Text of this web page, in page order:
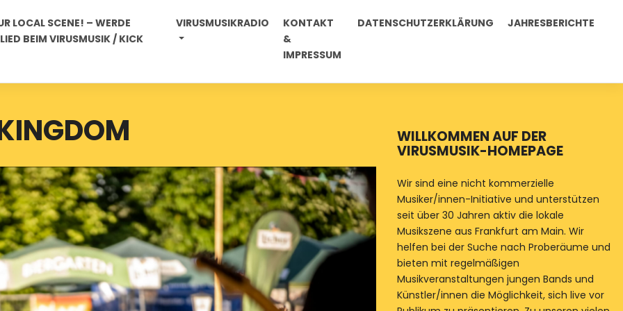
LOCAL SCENE! – WERDE
BEIM VIRUSMUSIK / KICK
VIRUSMUSIKRADIO
KONTAKT
&
IMPRESSUM
DATENSCHUTZERKLÄRUNG JAHRESBERICHTE
WILLKOMMEN AUF DER
VIRUSMUSIK-HOMEPAGE
Wir sind eine nicht kommerzielle
Musiker/innen-Initiative und unterstützen
seit über 30 Jahren aktiv die lokale
Musikszene aus Frankfurt am Main. Wir
helfen bei der Suche nach Proberäume und
bieten mit regelmäßigen
Musikveranstaltungen jungen Bands und
Künstler/innen die Möglichkeit, sich live vor